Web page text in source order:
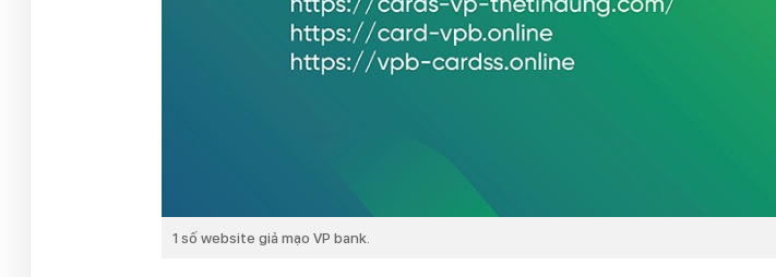
1 số website giả mạo VP bank.